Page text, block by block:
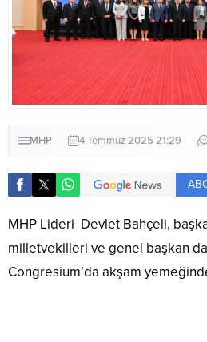
MHP 4 Temmuz 2025 21:29
MHP Lideri Devlet Bahçeli,
milletvekilleri ve genel başkan
Congresium’da akşam